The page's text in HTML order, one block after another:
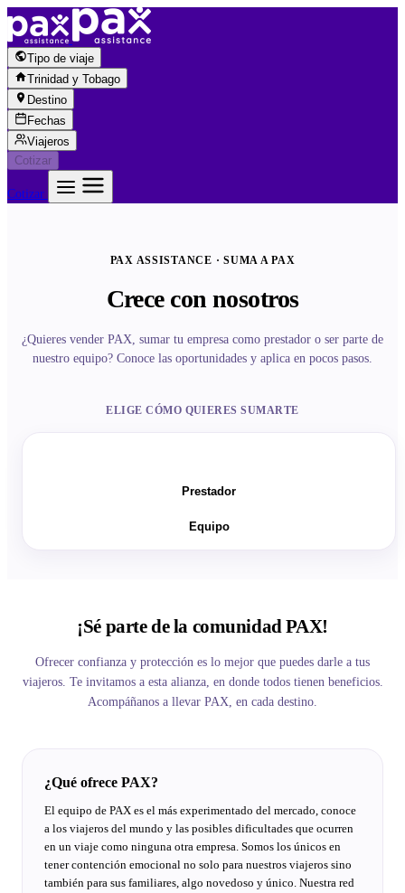
Saltar al contenido
Tipo de viaje
Trinidad y Tobago
Destino
Fechas
Viajeros
Cotizar
Cotizar
PAX ASSISTANCE · SUMA A PAX
Crece con nosotros
¿Quieres vender PAX, sumar tu empresa como prestador o ser parte de
nuestro equipo? Conoce las oportunidades y aplica en pocos pasos.
ELIGE CÓMO QUIERES SUMARTE
Prestador
Equipo
¡Sé parte de la comunidad PAX!
Ofrecer confianza y protección es lo mejor que puedes darle a tus
viajeros. Te invitamos a esta alianza, en donde todos tienen beneficios.
Acompáñanos a llevar PAX, en cada destino.
¿Qué ofrece PAX?
El equipo de PAX es el más experimentado del mercado, conoce
a los viajeros del mundo y las posibles dificultades que ocurren
en un viaje como ninguna otra empresa. Somos los únicos en
tener contención emocional no solo para nuestros viajeros sino
también para sus familiares, algo novedoso y único. Nuestra red